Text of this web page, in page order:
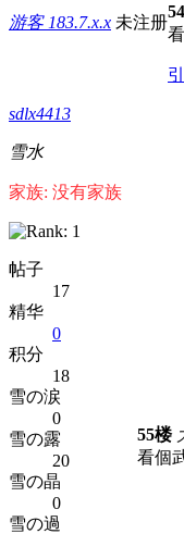
游客 183.7.x.x 未注册
sdlx4413
雪水
家族: 没有家族
帖子
17
精华
0
积分
18
雪の涙
0
雪の露
20
雪の晶
0
雪の過
55楼
看個